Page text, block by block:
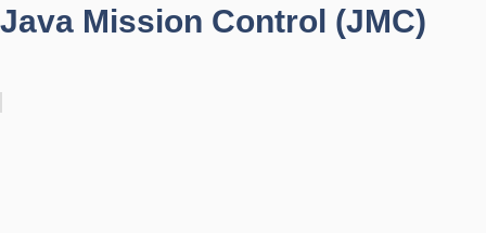
Java Mission Control (JMC)